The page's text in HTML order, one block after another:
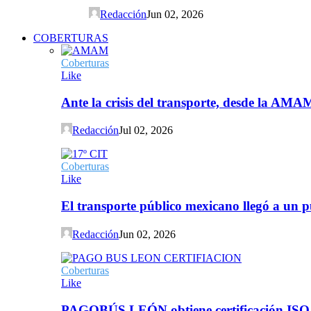
RedacciónJun 02, 2026
COBERTURAS
Coberturas
Like
Ante la crisis del transporte, desde la
RedacciónJul 02, 2026
Coberturas
Like
El transporte público mexicano llegó a un
RedacciónJun 02, 2026
Coberturas
Like